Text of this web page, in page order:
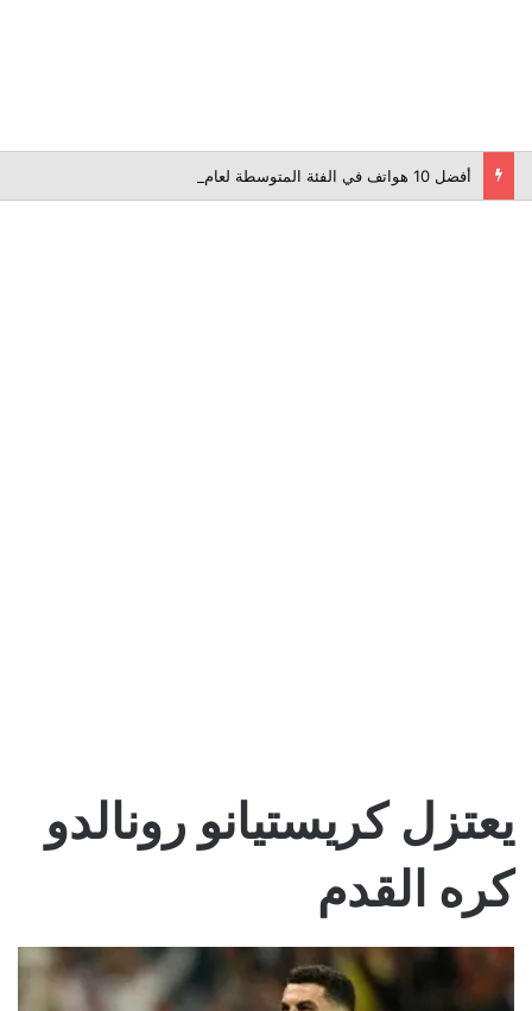
أفضل 10 هواتف في الفئة المتوسطة لعام 2026
يعتزل كريستيانو رونالدو
كره القدم